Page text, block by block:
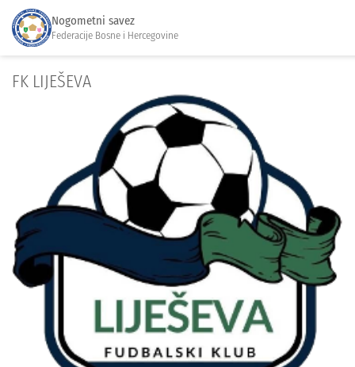
Nogometni savez
Federacije Bosne i Hercegovine
FK LIJEŠEVA